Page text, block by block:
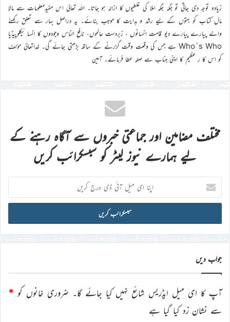
زیادہ توجہ دی جاتی تو جگہ جگہ املا کی غلطیوں کا ازالہ ہو جاتا۔ اللہ تعالیٰ اس مفیدمعلومات سے مالا
مال کتاب کو بہتوں کے لیے رشد و ہدایت کا موجب بنائے۔ یہ دراصل بہار سے تعلق رکھنے
والے پیارے پیارے دیو قامت انسانوں ، زبردست عالموں، نافع الناس وجودوں کا انسا ئیکلوپیڈیا
Who`s Who ہے جس کی وقعت وقت گزرنے کے ساتھ بڑھتی جائے گی۔ خداتعالیٰ مؤلف
کو اس کا ر عظیم کا اپنی جناب سے صلہ عطا فرمائے۔ آمین
مختلف مضامین اور جماعتی خبروں سے آگاہ رہنے کے
لیے ہمارے نیوز لیٹر کو سبسکرائب کریں
اپنا
ای
میل
ڈی
درج
کریں
جواب دیں
آپ کا ای میل ایڈریس شائع نہیں کیا جائے گا۔ ضروری خانوں کو *
سے نشان زد کیا گیا ہے